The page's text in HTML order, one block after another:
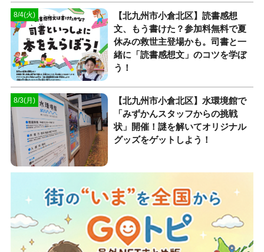
8/4(火)
【北九州市小倉北区】読書感想
文、もう書けた？参加料無料で夏
休みの救世主登場かも。司書と一
緒に「読書感想文」のコツを学ぼ
う！
8/3(月)
【北九州市小倉北区】水環境館で
「みずかんスタッフからの挑戦
状」開催！謎を解いてオリジナル
グッズをゲットしよう！